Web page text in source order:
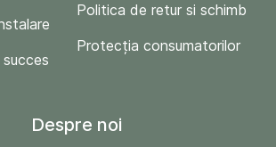
Politica de retur si schimb
Protecția consumatorilor
Despre noi